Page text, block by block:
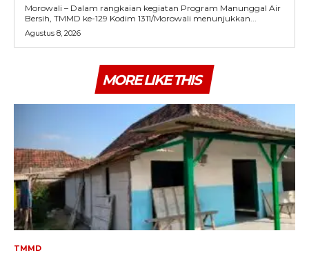
Morowali – Dalam rangkaian kegiatan Program Manunggal Air
Bersih, TMMD ke-129 Kodim 1311/Morowali menunjukkan...
Agustus 8, 2026
MORE LIKE THIS
TMMD